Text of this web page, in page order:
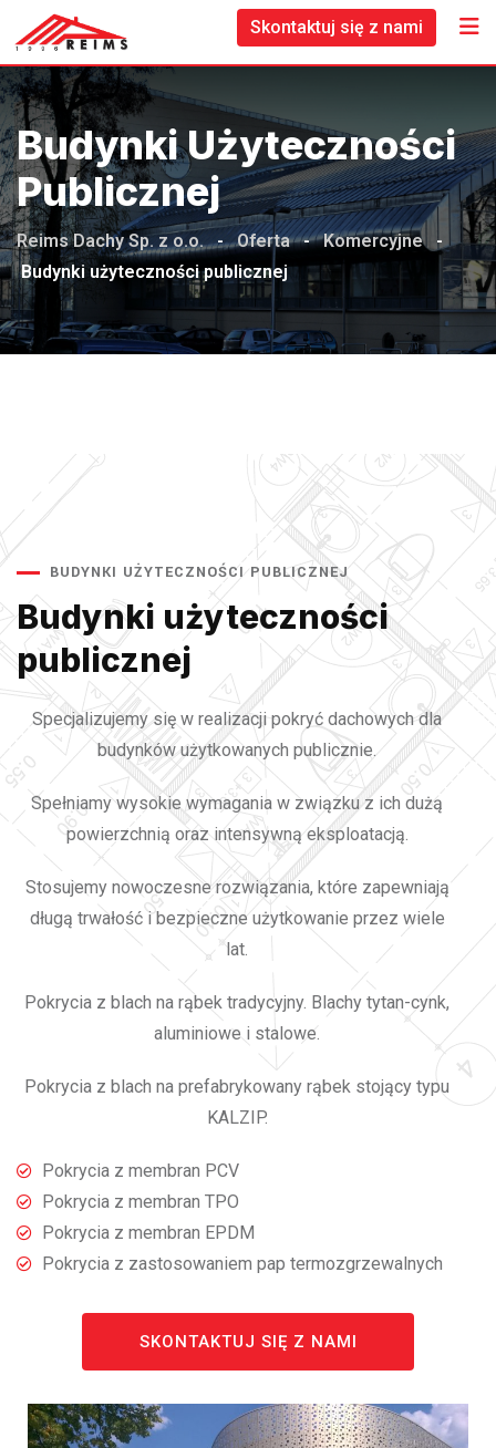
Skontaktuj się z nami
Budynki Użyteczności
Publicznej
Reims Dachy Sp. z o.o. - Oferta - Komercyjne
-
Budynki użyteczności publicznej
BUDYNKI UŻYTECZNOŚCI PUBLICZNEJ
Budynki użyteczności
publicznej
Specjalizujemy się w realizacji pokryć dachowych dla
budynków użytkowanych publicznie.
Spełniamy wysokie wymagania w związku z ich dużą
powierzchnią oraz intensywną eksploatacją.
Stosujemy nowoczesne rozwiązania, które zapewniają
długą trwałość i bezpieczne użytkowanie przez wiele
lat.
Pokrycia z blach na rąbek tradycyjny. Blachy tytan-cynk,
aluminiowe i stalowe.
Pokrycia z blach na prefabrykowany rąbek stojący typu
KALZIP.
Pokrycia z membran PCV
Pokrycia z membran TPO
Pokrycia z membran EPDM
Pokrycia z zastosowaniem pap termozgrzewalnych
SKONTAKTUJ SIĘ Z NAMI